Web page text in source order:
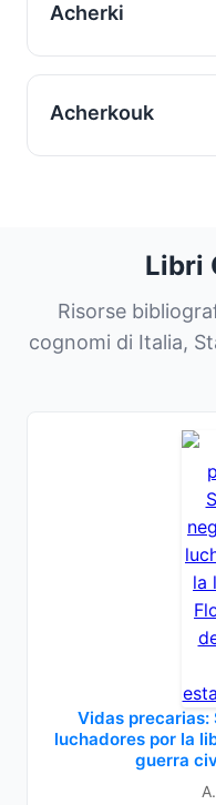
Acherki
Acherkouk
Libri
Risorse
cognomi di Italia,
Vidas precarias:
luchadores por la
guerra